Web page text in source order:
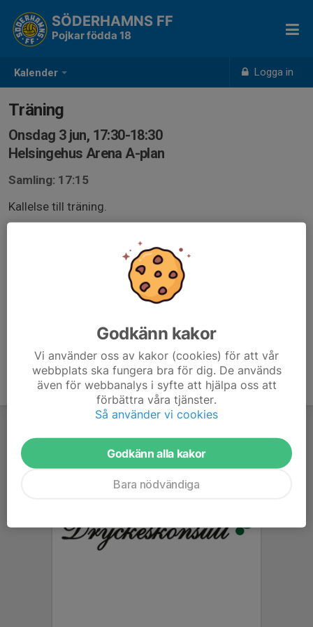
Kalender Logga in
SÖDERHAMNS FF
Pojkar födda 18
Träning
Onsdag 3 jun, 17:30-18:30
Helsingehus Arena A-plan
Samling: 17:15
Kallelse till träning.
OBS! Kom ihåg att svara på kallelsen och det i god tid!
Godkänn kakor
Vi använder oss av kakor (cookies) för att vår
webbplats ska fungera bra för dig. De används
även för webbanalys i syfte att hjälpa oss att
förbättra våra tjänster.
Så använder vi cookies
Godkänn alla kakor
Bara nödvändiga